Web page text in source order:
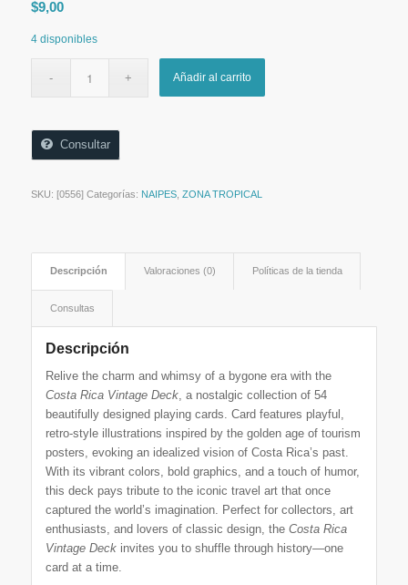
$9,00
4 disponibles
Añadir al carrito
Consultar
SKU: [0556] Categorías: NAIPES, ZONA TROPICAL
Descripción Valoraciones (0) Políticas de la tienda
Consultas
Descripción
Relive the charm and whimsy of a bygone era with the
Costa Rica Vintage Deck, a nostalgic collection of 54
beautifully designed playing cards. Card features playful,
retro-style illustrations inspired by the golden age of tourism
posters, evoking an idealized vision of Costa Rica’s past.
With its vibrant colors, bold graphics, and a touch of humor,
this deck pays tribute to the iconic travel art that once
captured the world’s imagination. Perfect for collectors, art
enthusiasts, and lovers of classic design, the Costa Rica
Vintage Deckinvites you to shuffle through history—one
card at a time.